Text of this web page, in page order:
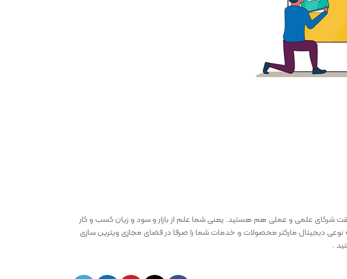
شرکای علمی و عملی هم هستید. یعنی شما علم از بازار و سود و زیان کسب و کار
دیجیتال مارکتر محصولات و خدمات شما را صرفا در فضای مجازی ویترین سازی
.